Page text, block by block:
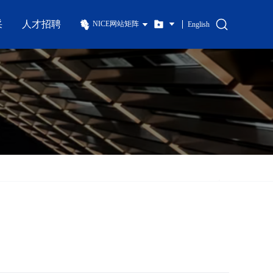
人才招聘 NICE网站矩阵 English